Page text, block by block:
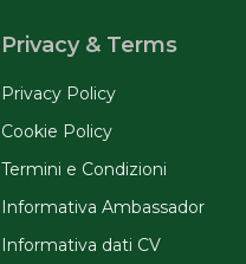
Privacy & Terms
Privacy Policy
Cookie Policy
Termini e Condizioni
Informativa Ambassador
Informativa dati CV